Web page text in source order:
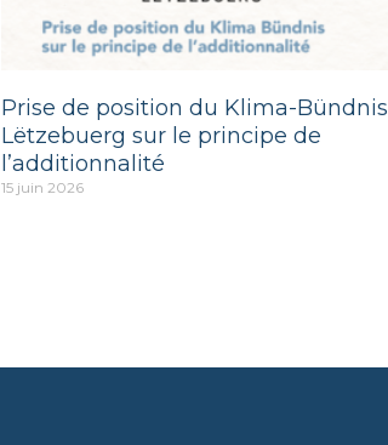
Prise de position du Klima-Bündnis
Lëtzebuerg sur le principe de
l’additionnalité
15 juin 2026